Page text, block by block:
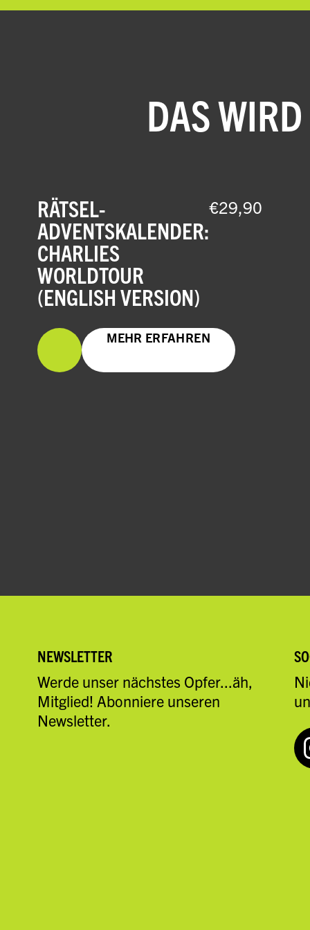
DAS
RÄTSEL-
ADVENTSKALENDER:
CHARLIES
WORLDTOUR
(ENGLISH VERSION)
€29,90
ZUM WARENKORB HINZUFÜGEN
MEHR ERFAHREN
NEWSLETTER
Werde unser nächstes Opfer...äh,
Mitglied! Abonniere unseren
Newsletter.